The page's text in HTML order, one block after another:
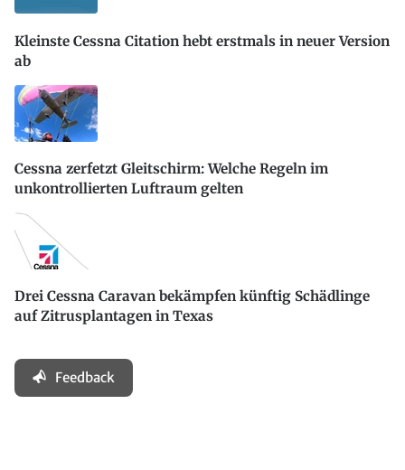
Kleinste Cessna Citation hebt erstmals in neuer Version
ab
Cessna zerfetzt Gleitschirm: Welche Regeln im
unkontrollierten Luftraum gelten
Drei Cessna Caravan bekämpfen künftig Schädlinge
auf Zitrusplantagen in Texas
Feedback